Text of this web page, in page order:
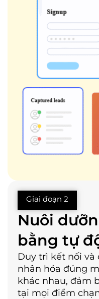
Giai đoạn 2
Nuôi
bằng tự
Duy trì kết nối và
nhân hóa đúng
khác nhau, đảm
tại mọi điểm